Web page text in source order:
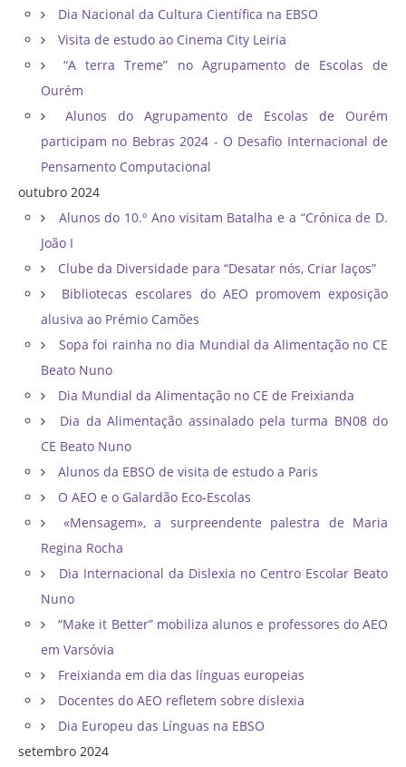
Dia Nacional da Cultura Científica na EBSO
Visita de estudo ao Cinema City Leiria
“A terra Treme” no Agrupamento de Escolas de
Ourém
Alunos do Agrupamento de Escolas de Ourém
participam no Bebras 2024 - O Desafio Internacional de
Pensamento Computacional
outubro 2024
Alunos do 10.º Ano visitam Batalha e a “Crónica de D.
João I
Clube da Diversidade para “Desatar nós, Criar laços”
Bibliotecas escolares do AEO promovem exposição
alusiva ao Prémio Camões
Sopa foi rainha no dia Mundial da Alimentação no CE
Beato Nuno
Dia Mundial da Alimentação no CE de Freixianda
Dia da Alimentação assinalado pela turma BN08 do
CE Beato Nuno
Alunos da EBSO de visita de estudo a Paris
O AEO e o Galardão Eco-Escolas
«Mensagem», a surpreendente palestra de Maria
Regina Rocha
Dia Internacional da Dislexia no Centro Escolar Beato
Nuno
“Make it Better” mobiliza alunos e professores do AEO
em Varsóvia
Freixianda em dia das línguas europeias
Docentes do AEO refletem sobre dislexia
Dia Europeu das Línguas na EBSO
setembro 2024